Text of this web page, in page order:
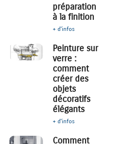
préparation
à la finition
+ d'infos
Peinture sur
verre :
comment
créer des
objets
décoratifs
élégants
+ d'infos
Comment